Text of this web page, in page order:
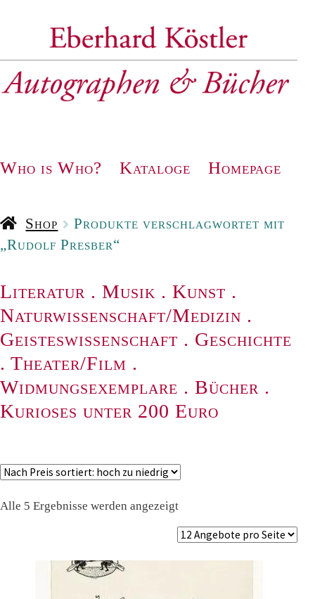
Navigation
Who is Who? Kataloge Homepage
Shop
Produkte verschlagwortet mit
„Rudolf Presber“
Literatur . Musik . Kunst .
Naturwissenschaft/Medizin .
Geisteswissenschaft . Geschichte
. Theater/Film .
Widmungsexemplare . Bücher .
Kurioses unter 200 Euro
Alle 5 Ergebnisse werden angezeigtNach
sortiert: